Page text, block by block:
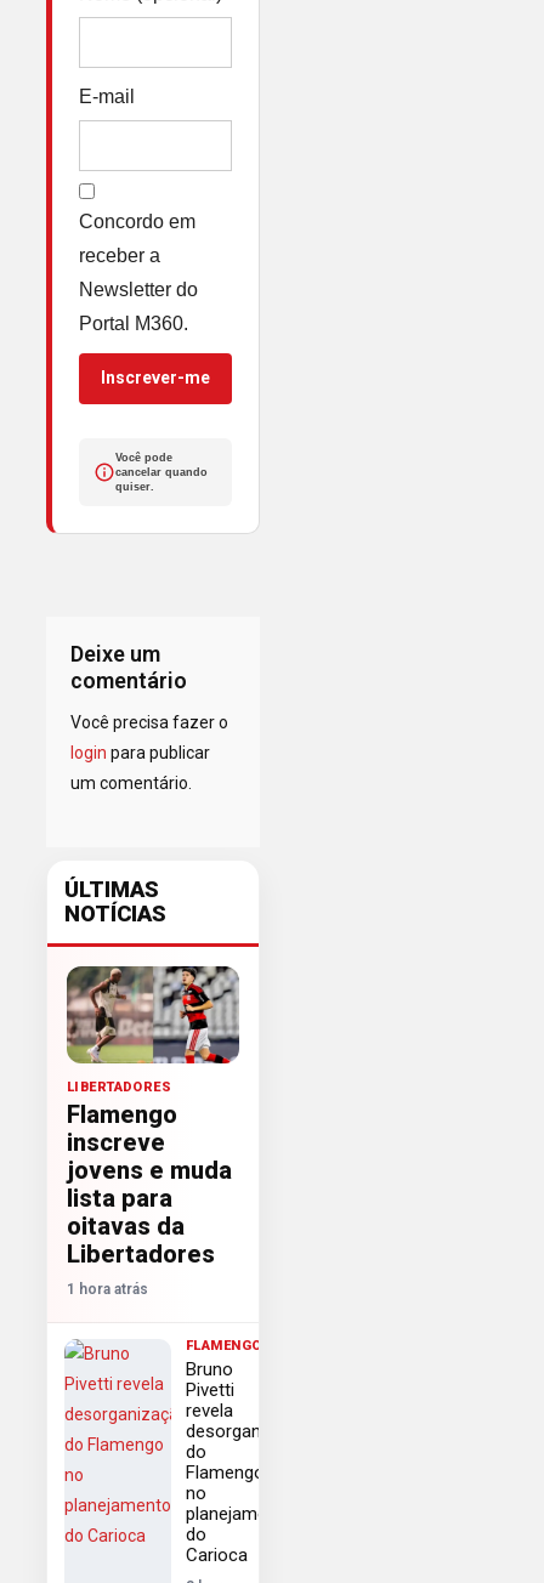
E-mail
Concordo em
receber a
Newsletter do
Portal M360.
Inscrever-me
Você pode
cancelar quando
quiser.
Deixe um
comentário
Você precisa fazer o
login para publicar
um comentário.
ÚLTIMAS
NOTÍCIAS
LIBERTADORES
Flamengo
inscreve
jovens e muda
lista para
oitavas da
Libertadores
1 hora atrás
FLAMENGO
Bruno
Pivetti
revela
desorganização
do
Flamengo
no
planejamento
do
Carioca